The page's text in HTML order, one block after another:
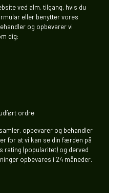
ved alm. tilgang, hvis du
eller benytter vores
og opbevarer vi
dig:
ordre
opbevarer og behandler
for at vi kan se din færden på
rating (popularitet) og derved
opbevares i 24 måneder.